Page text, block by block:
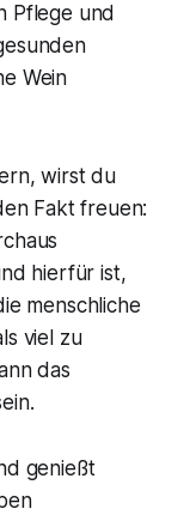
Pflege und
Wein
wirst du
Fakt freuen:
hierfür ist,
menschliche
viel zu
das
genießt